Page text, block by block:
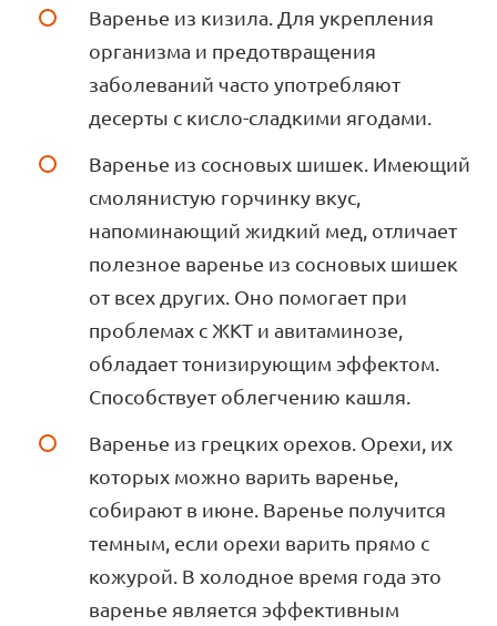
Варенье из кизила. Для укрепления
организма и предотвращения
заболеваний часто употребляют
десерты с кисло-сладкими ягодами.
Варенье из сосновых шишек. Имеющий
смолянистую горчинку вкус,
напоминающий жидкий мед, отличает
полезное варенье из сосновых шишек
от всех других. Оно помогает при
проблемах с ЖКТ и авитаминозе,
обладает тонизирующим эффектом.
Способствует облегчению кашля.
Варенье из грецких орехов. Орехи, их
которых можно варить варенье,
собирают в июне. Варенье получится
темным, если орехи варить прямо с
кожурой. В холодное время года это
варенье является эффективным